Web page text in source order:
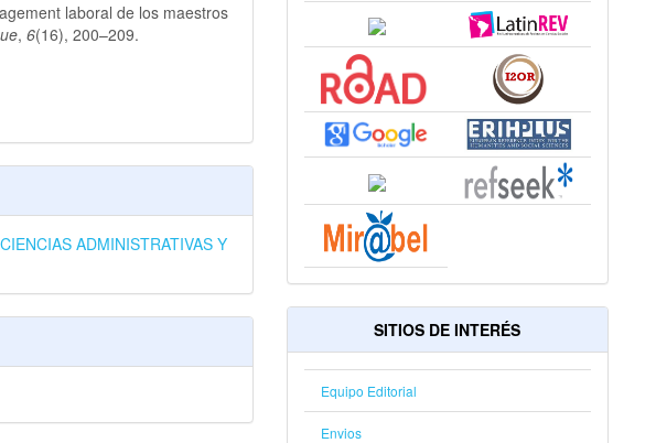
laboral de los maestros
,6(16), 200–209.
ADMINISTRATIVAS Y
SITIOS DE INTERÉS
Equipo Editorial
Envios